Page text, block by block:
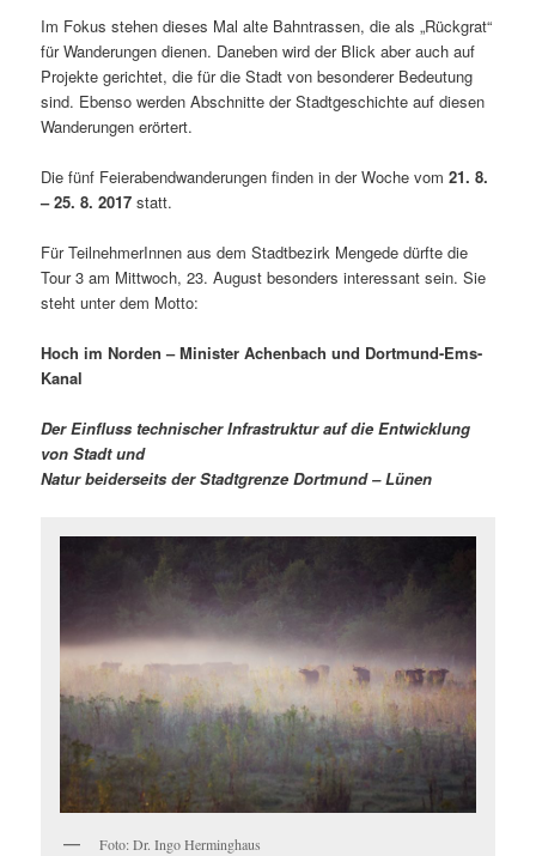
Im Fokus stehen dieses Mal alte Bahntrassen, die als „Rückgrat“
für Wanderungen dienen. Daneben wird der Blick aber auch auf
Projekte gerichtet, die für die Stadt von besonderer Bedeutung
sind. Ebenso werden Abschnitte der Stadtgeschichte auf diesen
Wanderungen erörtert.
Die fünf Feierabendwanderungen finden in der Woche vom21. 8.
– 25. 8. 2017 statt.
Für TeilnehmerInnen aus dem Stadtbezirk Mengede dürfte die
Tour 3 am Mittwoch, 23. August besonders interessant sein. Sie
steht unter dem Motto:
Hoch im Norden – Minister Achenbach und Dortmund-Ems-
Kanal
Der Einfluss technischer Infrastruktur auf die Entwicklung
von Stadt und
Natur beiderseits der Stadtgrenze Dortmund – Lünen
Foto: Dr. Ingo Herminghaus